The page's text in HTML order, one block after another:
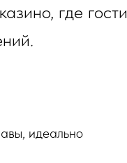
где гости
идеально